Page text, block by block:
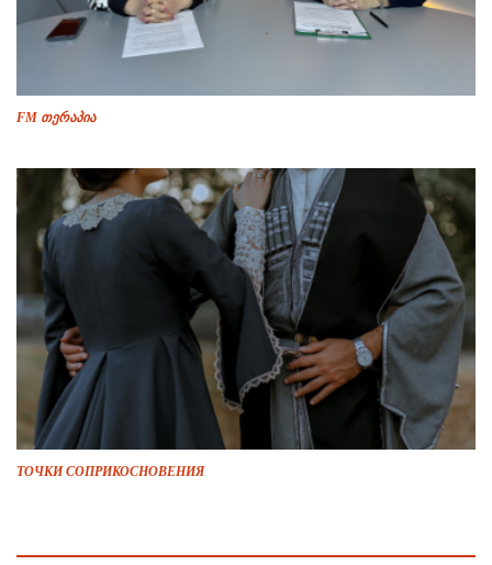
FM თერაპია
ТОЧКИ СОПРИКОСНОВЕНИЯ